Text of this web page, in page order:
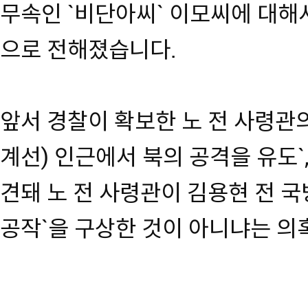
무속인 `비단아씨` 이모씨에 대
으로 전해졌습니다.
앞서 경찰이 확보한 노 전 사령
계선) 인근에서 북의 공격을 유
견돼 노 전 사령관이 김용현 전
공작`을 구상한 것이 아니냐는 의